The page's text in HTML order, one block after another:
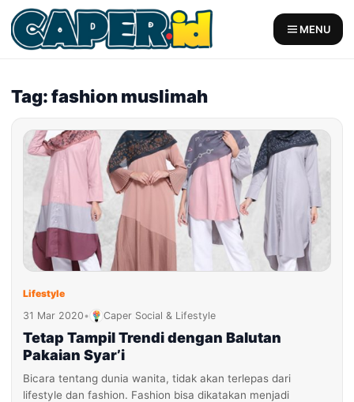
Skip
to
content
MENU
Tag: fashion muslimah
Lifestyle
31 Mar 2020• Caper Social & Lifestyle
Tetap Tampil Trendi dengan Balutan
Pakaian Syar’i
Bicara tentang dunia wanita, tidak akan terlepas dari
lifestyle dan fashion. Fashion bisa dikatakan menjadi